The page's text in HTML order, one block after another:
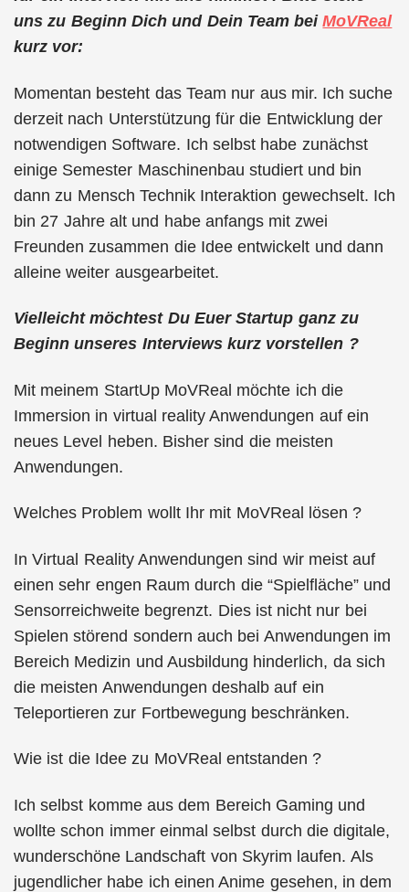
uns zu Beginn Dich und Dein Team beiMoVReal
kurz vor:
Momentan besteht das Team nur aus mir. Ich suche
derzeit nach Unterstützung für die Entwicklung der
notwendigen Software. Ich selbst habe zunächst
einige Semester Maschinenbau studiert und bin
dann zu Mensch Technik Interaktion gewechselt. Ich
bin 27 Jahre alt und habe anfangs mit zwei
Freunden zusammen die Idee entwickelt und dann
alleine weiter ausgearbeitet.
Vielleicht möchtest Du Euer Startup ganz zu
Beginn unseres Interviews kurz vorstellen ?
Mit meinem StartUp MoVReal möchte ich die
Immersion in virtual reality Anwendungen auf ein
neues Level heben. Bisher sind die meisten
Anwendungen.
Welches Problem wollt Ihr mit MoVReal lösen ?
In Virtual Reality Anwendungen sind wir meist auf
einen sehr engen Raum durch die “Spielfläche” und
Sensorreichweite begrenzt. Dies ist nicht nur bei
Spielen störend sondern auch bei Anwendungen im
Bereich Medizin und Ausbildung hinderlich, da sich
die meisten Anwendungen deshalb auf ein
Teleportieren zur Fortbewegung beschränken.
Wie ist die Idee zu MoVReal entstanden ?
Ich selbst komme aus dem Bereich Gaming und
wollte schon immer einmal selbst durch die digitale,
wunderschöne Landschaft von Skyrim laufen. Als
jugendlicher habe ich einen Anime gesehen, in dem